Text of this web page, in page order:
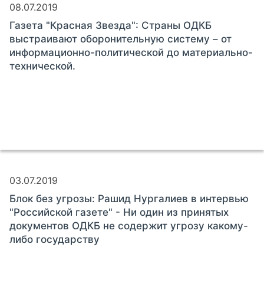
08.07.2019
Газета "Красная Звезда": Страны ОДКБ
выстраивают оборонительную систему – от
информационно-политической до материально-
технической.
03.07.2019
Блок без угрозы: Рашид Нургалиев в интервью
"Российской газете" - Ни один из принятых
документов ОДКБ не содержит угрозу какому-
либо государству